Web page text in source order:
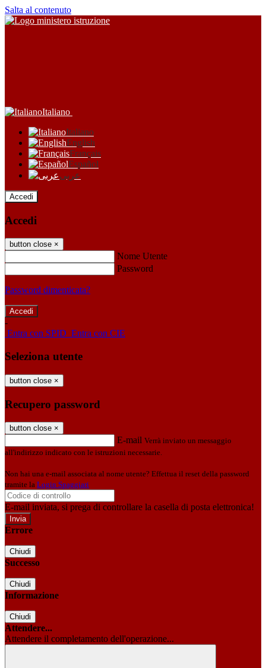
Salta al contenuto
Italiano
Italiano
English
Français
Español
عربى
Accedi
Accedi
button close ×
Nome Utente
Password
Password dimenticata?
-
Entra con SPID Entra con CIE
Seleziona utente
button close ×
Recupero password
button close ×
E-mail Verrà inviato un messaggio
all'indirizzo indicato con le istruzioni necessarie.
Non hai una e-mail associata al nome utente? Effettua il reset della password
tramite la Login Spaggiari
E-mail inviata, si prega di controllare la casella di posta elettronica!
Errore
Chiudi
Successo
Chiudi
Informazione
Chiudi
Attendere...
Attendere il completamento dell'operazione...